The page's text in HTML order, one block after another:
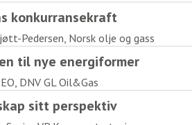
konkurransekraft
Pedersen, Norsk olje og gass
til nye energiformer
DNV GL Oil&Gas
sitt perspektiv